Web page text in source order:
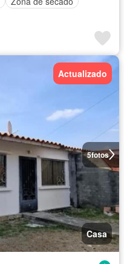
5fotos
Actualizado
Casa